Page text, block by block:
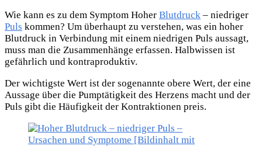
Wie kann es zu dem Symptom Hoher Blutdruck – niedriger
Puls kommen? Um überhaupt zu verstehen, was ein hoher
Blutdruck in Verbindung mit einem niedrigen Puls aussagt,
muss man die Zusammenhänge erfassen. Halbwissen ist
gefährlich und kontraproduktiv.
Der wichtigste Wert ist der sogenannte obere Wert, der eine
Aussage über die Pumptätigkeit des Herzens macht und der
Puls gibt die Häufigkeit der Kontraktionen preis.